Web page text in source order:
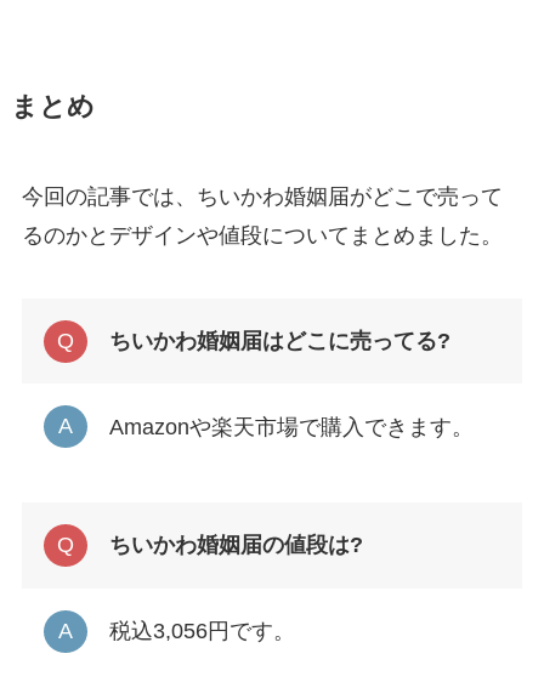
まとめ
今回の記事では、ちいかわ婚姻届がどこで売って
るのかとデザインや値段についてまとめました。
ちいかわ婚姻届はどこに売ってる?
Amazonや楽天市場で購入できます。
ちいかわ婚姻届の値段は?
税込3,056円です。